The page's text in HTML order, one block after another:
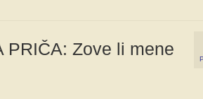
PRIČA: Zove li mene